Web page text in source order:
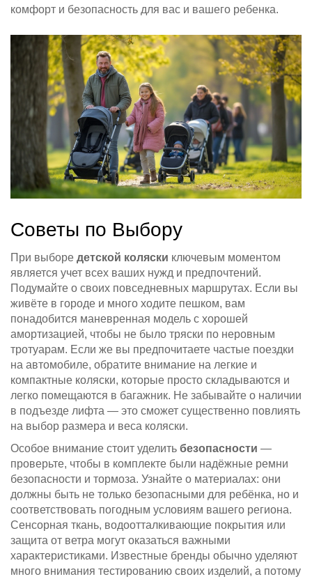
комфорт и безопасность для вас и вашего ребенка.
Советы по Выбору
При выборе детской коляски ключевым моментом
является учет всех ваших нужд и предпочтений.
Подумайте о своих повседневных маршрутах. Если вы
живёте в городе и много ходите пешком, вам
понадобится маневренная модель с хорошей
амортизацией, чтобы не было тряски по неровным
тротуарам. Если же вы предпочитаете частые поездки
на автомобиле, обратите внимание на легкие и
компактные коляски, которые просто складываются и
легко помещаются в багажник. Не забывайте о наличии
в подъезде лифта — это сможет существенно повлиять
на выбор размера и веса коляски.
Особое внимание стоит уделить безопасности —
проверьте, чтобы в комплекте были надёжные ремни
безопасности и тормоза. Узнайте о материалах: они
должны быть не только безопасными для ребёнка, но и
соответствовать погодным условиям вашего региона.
Сенсорная ткань, водоотталкивающие покрытия или
защита от ветра могут оказаться важными
характеристиками. Известные бренды обычно уделяют
много внимания тестированию своих изделий, а потому